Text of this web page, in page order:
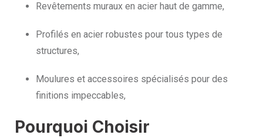
Revêtements muraux en acier haut de gamme,
Profilés en acier robustes pour tous types de
structures,
Moulures et accessoires spécialisés pour des
finitions impeccables,
Pourquoi Choisir